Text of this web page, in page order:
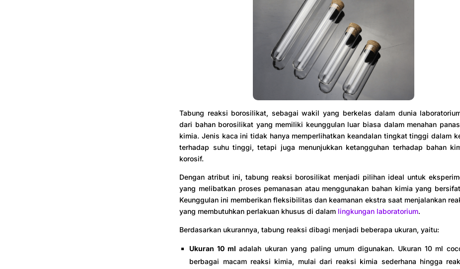
Tabung reaksi borosilikat, sebagai wakil yang berkelas dalam dunia
dari bahan borosilikat yang memiliki keunggulan luar biasa dalam menahan
kimia. Jenis kaca ini tidak hanya memperlihatkan keandalan tingkat tinggi dalam
terhadap suhu tinggi, tetapi juga menunjukkan ketangguhan terhadap bahan
korosif.
Dengan atribut ini, tabung reaksi borosilikat menjadi pilihan ideal untuk
yang melibatkan proses pemanasan atau menggunakan bahan kimia yang
Keunggulan ini memberikan fleksibilitas dan keamanan ekstra saat menjalankan
yang membutuhkan perlakuan khusus di dalam lingkungan laboratorium.
Berdasarkan ukurannya, tabung reaksi dibagi menjadi beberapa ukuran, yaitu:
Ukuran 10 ml adalah ukuran yang paling umum digunakan. Ukuran 10 ml
berbagai macam reaksi kimia, mulai dari reaksi kimia sederhana hingga